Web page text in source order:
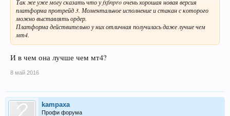
Так же уже могу сказать что у fxfinpro очень хорошая новая версия
платформа протрейд 3. Моментальное исполнение и стакан с которого
можно выставлять ордер.
Платформа действительно у них отличная получилась даже лучше чем
мт4.
И в чем она лучше чем мт4?
8 май 2016
kampaxa
Профи форума